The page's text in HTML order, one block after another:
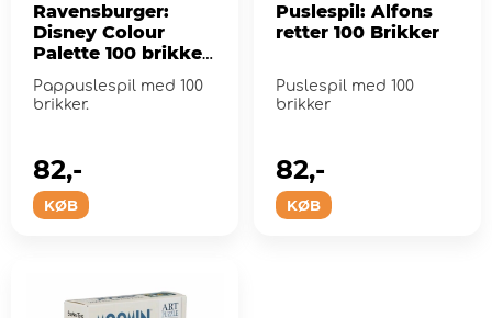
Ravensburger:
Disney Colour
Palette 100 brikker
XXL
Pappuslespil med 100
brikker.
KØB
82,-
Puslespil: Alfons
retter 100 Brikker
Puslespil med 100
brikker
KØB
82,-